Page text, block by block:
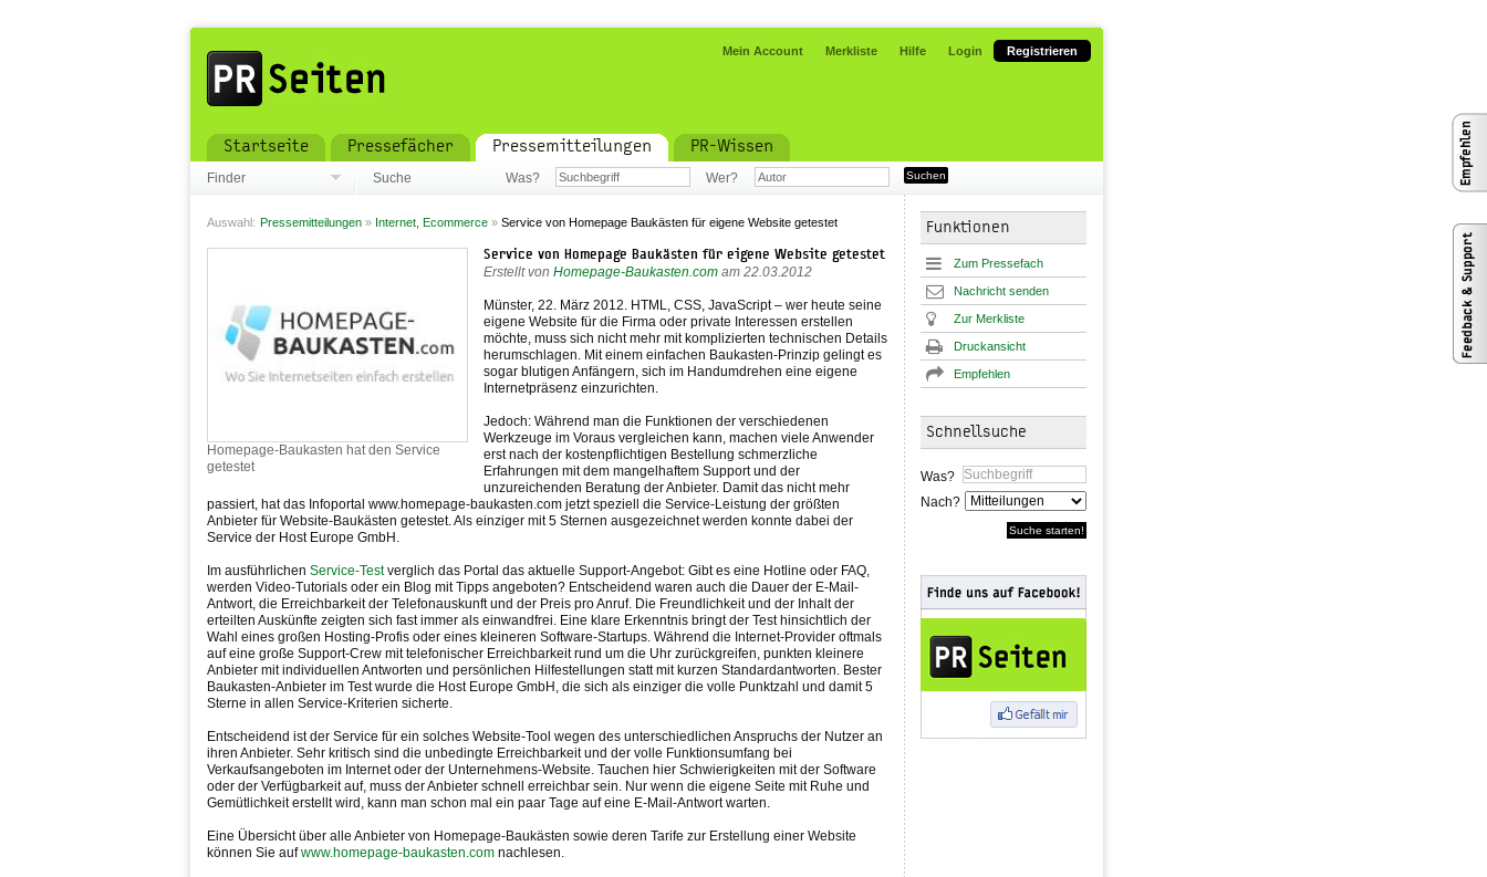
Mein Account Merkliste Hilfe Login Registrieren
Startseite Pressefächer Pressemitteilungen PR-Wissen
Finder Suche Was? Wer?
Auswahl: Pressemitteilungen » Internet, Ecommerce » Service von Homepage Baukästen für eigene Website getestet Funktionen
Zum Pressefach
Nachricht senden
Zur Merkliste
Druckansicht
Empfehlen
Schnellsuche
Was?
Nach?
Homepage-Baukasten hat den Service
getestet
Service von Homepage Baukästen für eigene Website getestet
Erstellt von Homepage-Baukasten.com am 22.03.2012
Münster, 22. März 2012. HTML, CSS, JavaScript – wer heute seine
eigene Website für die Firma oder private Interessen erstellen
möchte, muss sich nicht mehr mit komplizierten technischen Details
herumschlagen. Mit einem einfachen Baukasten-Prinzip gelingt es
sogar blutigen Anfängern, sich im Handumdrehen eine eigene
Internetpräsenz einzurichten.
Jedoch: Während man die Funktionen der verschiedenen
Werkzeuge im Voraus vergleichen kann, machen viele Anwender
erst nach der kostenpflichtigen Bestellung schmerzliche
Erfahrungen mit dem mangelhaftem Support und der
unzureichenden Beratung der Anbieter. Damit das nicht mehr
passiert, hat das Infoportal www.homepage-baukasten.com jetzt speziell die Service-Leistung der größten
Anbieter für Website-Baukästen getestet. Als einziger mit 5 Sternen ausgezeichnet werden konnte dabei der
Service der Host Europe GmbH.
Im ausführlichen Service-Testverglich das Portal das aktuelle Support-Angebot: Gibt es eine Hotline oder FAQ,
werden Video-Tutorials oder ein Blog mit Tipps angeboten? Entscheidend waren auch die Dauer der E-Mail-
Antwort, die Erreichbarkeit der Telefonauskunft und der Preis pro Anruf. Die Freundlichkeit und der Inhalt der
erteilten Auskünfte zeigten sich fast immer als einwandfrei. Eine klare Erkenntnis bringt der Test hinsichtlich der
Wahl eines großen Hosting-Profis oder eines kleineren Software-Startups. Während die Internet-Provider oftmals
auf eine große Support-Crew mit telefonischer Erreichbarkeit rund um die Uhr zurückgreifen, punkten kleinere
Anbieter mit individuellen Antworten und persönlichen Hilfestellungen statt mit kurzen Standardantworten. Bester
Baukasten-Anbieter im Test wurde die Host Europe GmbH, die sich als einziger die volle Punktzahl und damit 5
Sterne in allen Service-Kriterien sicherte.
Entscheidend ist der Service für ein solches Website-Tool wegen des unterschiedlichen Anspruchs der Nutzer an
ihren Anbieter. Sehr kritisch sind die unbedingte Erreichbarkeit und der volle Funktionsumfang bei
Verkaufsangeboten im Internet oder der Unternehmens-Website. Tauchen hier Schwierigkeiten mit der Software
oder der Verfügbarkeit auf, muss der Anbieter schnell erreichbar sein. Nur wenn die eigene Seite mit Ruhe und
Gemütlichkeit erstellt wird, kann man schon mal ein paar Tage auf eine E-Mail-Antwort warten.
Eine Übersicht über alle Anbieter von Homepage-Baukästen sowie deren Tarife zur Erstellung einer Website
können Sie aufwww.homepage-baukasten.com nachlesen.